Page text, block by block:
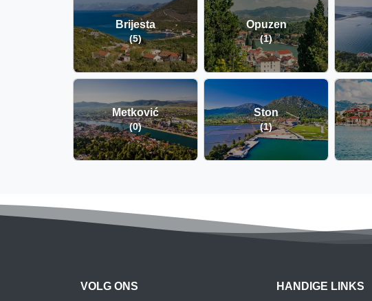
Brijesta
(5)
Opuzen
(1)
Metković
(0)
Ston
(1)
VOLG ONS HANDIGE LINKS